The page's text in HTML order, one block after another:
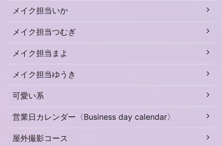
メイク担当いか
メイク担当つむぎ
メイク担当まよ
メイク担当ゆうき
可愛い系
営業日カレンダー〈Business day calendar〉
屋外撮影コース